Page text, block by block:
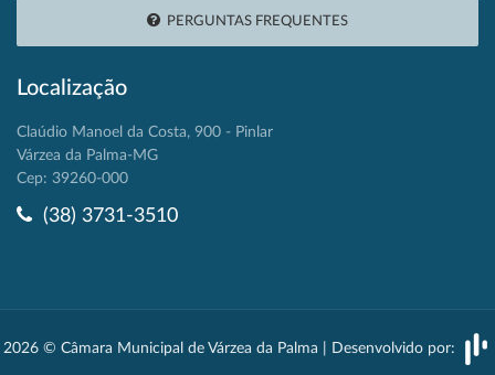
PERGUNTAS FREQUENTES
Localização
Claúdio Manoel da Costa, 900 - Pinlar
Várzea da Palma-MG
Cep: 39260-000
(38) 3731-3510
2026 © Câmara Municipal de Várzea da Palma | Desenvolvido por: